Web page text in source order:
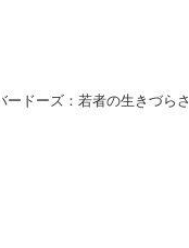
ードーズ：若者の生きづらさ